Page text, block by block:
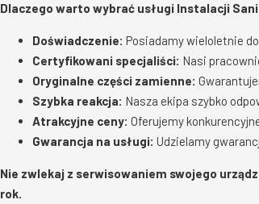
Dlaczego warto wybrać usługi Instalacji
Doświadczenie: Posiadamy wieloletnie
Certyfikowani specjaliści: Nasi
Oryginalne części zamienne:
Szybka reakcja: Nasza ekipa szybko
Atrakcyjne ceny: Oferujemy
Gwarancja na usługi: Udzielamy
Nie zwlekaj z serwisowaniem swojego
rok.